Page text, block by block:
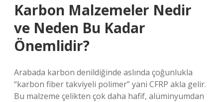
Karbon Malzemeler Nedir
ve Neden Bu Kadar
Önemlidir?
Arabada karbon denildiğinde aslında çoğunlukla
“karbon fiber takviyeli polimer” yani CFRP akla gelir.
Bu malzeme çelikten çok daha hafif, alüminyumdan